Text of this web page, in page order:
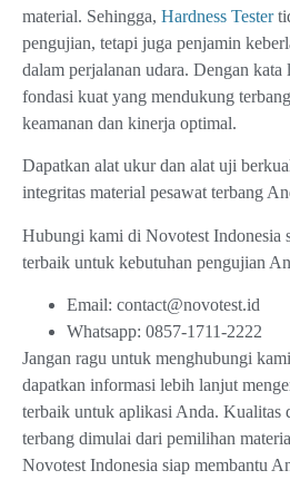
material. Sehingga, Hardness Tester
pengujian, tetapi juga penjamin
dalam perjalanan udara. Dengan kata
fondasi kuat yang mendukung
keamanan dan kinerja optimal.
Dapatkan alat ukur dan alat uji
integritas material pesawat terbang
Hubungi kami di Novotest Indonesia
terbaik untuk kebutuhan pengujian
Email: contact@novotest.id
Whatsapp: 0857-1711-2222
Jangan ragu untuk menghubungi
dapatkan informasi lebih lanjut
terbaik untuk aplikasi Anda. Kualitas
terbang dimulai dari pemilihan
Novotest Indonesia siap membantu